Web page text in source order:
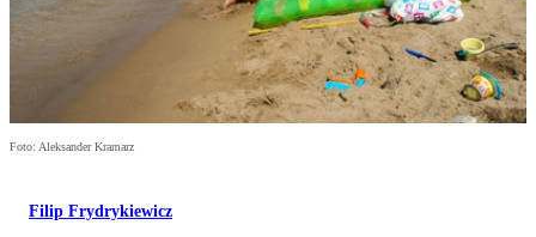
Foto: Aleksander Kramarz
Filip Frydrykiewicz